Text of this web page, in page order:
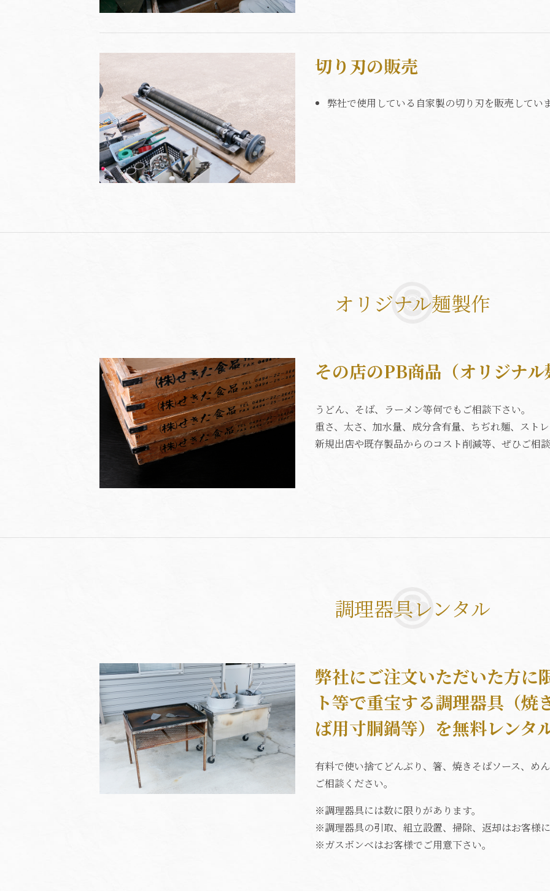
切り刃の販売
弊社で使用している自家製の切り刃を販売してい
オリジナル麺製作
その店のPB商品（オリジナ
うどん、そば、ラーメン等何でもご相談下さい。
重さ、太さ、加水量、成分含有量、ちぢれ麺、スト
新規出店や既存製品からのコスト削減等、ぜひご相
調理器具レンタル
弊社にご注文いただいた方に
ト等で重宝する調理器具（焼
ば用寸胴鍋等）を無料レンタ
有料で使い捨てどんぶり、箸、焼きそばソース、め
ご相談ください。
※調理器具には数に限りがあります。
※調理器具の引取、組立設置、掃除、返却はお客様
※ガスボンベはお客様でご用意下さい。